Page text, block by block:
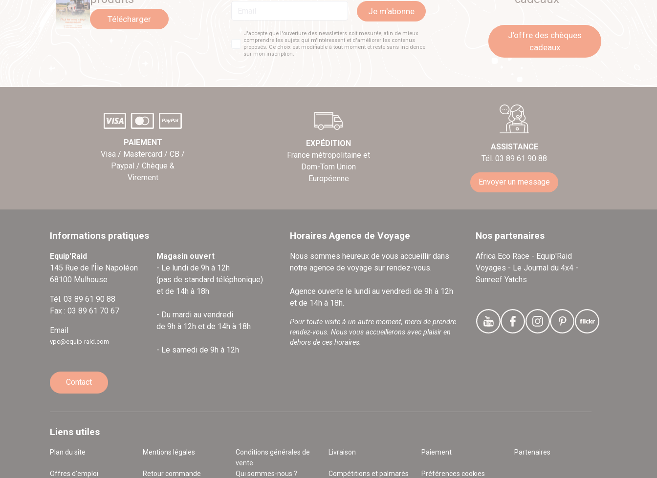
Télécharger
Je m'abonne
J'accepte que l'ouverture des newsletters soit mesurée, afin de mieux
comprendre les sujets qui m'intéressent et d'améliorer les contenus
proposés. Ce choix est modifiable à tout moment et reste sans incidence
sur mon inscription.
J'offre des chèques
cadeaux
PAIEMENT
Visa / Mastercard / CB /
Paypal / Chèque &
Virement
EXPÉDITION
France métropolitaine et
Dom-Tom Union
Européenne
ASSISTANCE
Tél. 03 89 61 90 88
Envoyer un message
Informations pratiques
Equip'Raid
145 Rue de l'Île Napoléon
68100 Mulhouse
Tél. 03 89 61 90 88
Fax : 03 89 61 70 67
Email
vpc@equip-raid.com
Magasin ouvert
- Le lundi de 9h à 12h
(pas de standard téléphonique)
et de 14h à 18h
- Du mardi au vendredi
de 9h à 12h et de 14h à 18h
- Le samedi de 9h à 12h
Contact
Horaires Agence de Voyage
Nous sommes heureux de vous accueillir dans
notre agence de voyage sur rendez-vous.
Agence ouverte le lundi au vendredi de 9h à 12h
et de 14h à 18h.
Pour toute visite à un autre moment, merci de prendre
rendez-vous. Nous vous accueillerons avec plaisir en
dehors de ces horaires.
Nos partenaires
Africa Eco Race - Equip'Raid
Voyages - Le Journal du 4x4 -
Sunreef Yatchs
Liens utiles
Plan du site Mentions légales
Conditions générales de
vente
Livraison Paiement Partenaires
Offres d'emploi Retour commande Qui sommes-nous ? Compétitions et palmarès Préférences cookies